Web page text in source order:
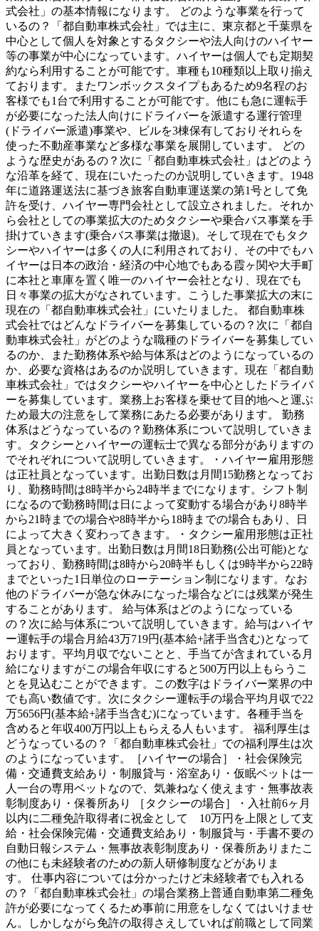
式会社」の基本情報になります。 どのような事業を行って
いるの？「都自動車株式会社」では主に、東京都と千葉県を
中心として個人を対象とするタクシーや法人向けのハイヤー
等の事業が中心になっています。ハイヤーは個人でも定期契
約なら利用することが可能です。車種も10種類以上取り揃え
ております。またワンボックスタイプもあるため9名程のお
客様でも1台で利用することが可能です。他にも急に運転手
が必要になった法人向けにドライバーを派遣する運行管理
(ドライバー派遣)事業や、ビルを3棟保有しておりそれらを
使った不動産事業など多様な事業を展開しています。 どの
ような歴史があるの？次に「都自動車株式会社」はどのよう
な沿革を経て、現在にいたったのか説明していきます。1948
年に道路運送法に基づき旅客自動車運送業の第1号として免
許を受け、ハイヤー専門会社として設立されました。それか
ら会社としての事業拡大のためタクシーや乗合バス事業を手
掛けていきます(乗合バス事業は撤退)。そして現在でもタク
シーやハイヤーは多くの人に利用されており、その中でもハ
イヤーは日本の政治・経済の中心地でもある霞ヶ関や大手町
に本社と車庫を置く唯一のハイヤー会社となり、現在でも
日々事業の拡大がなされています。こうした事業拡大の末に
現在の「都自動車株式会社」にいたりました。 都自動車株
式会社ではどんなドライバーを募集しているの？次に「都自
動車株式会社」がどのような職種のドライバーを募集してい
るのか、また勤務体系や給与体系はどのようになっているの
か、必要な資格はあるのか説明していきます。現在「都自動
車株式会社」ではタクシーやハイヤーを中心としたドライバ
ーを募集しています。業務上お客様を乗せて目的地へと運ぶ
ため最大の注意をして業務にあたる必要があります。 勤務
体系はどうなっているの？勤務体系について説明していきま
す。タクシーとハイヤーの運転士で異なる部分がありますの
でそれぞれについて説明していきます。・ハイヤー雇用形態
は正社員となっています。出勤日数は月間15勤務となってお
り、勤務時間は8時半から24時半までになります。シフト制
になるので勤務時間は日によって変動する場合があり8時半
から21時までの場合や8時半から18時までの場合もあり、日
によって大きく変わってきます。・タクシー雇用形態は正社
員となっています。出勤日数は月間18日勤務(公出可能)とな
っており、勤務時間は8時から20時半もしくは9時半から22時
までといった1日単位のローテーション制になります。なお
他のドライバーが急な休みになった場合などには残業が発生
することがあります。 給与体系はどのようになっている
の？次に給与体系について説明していきます。給与はハイヤ
ー運転手の場合月給43万719円(基本給+諸手当含む)となって
おります。平均月収でないことと、手当てが含まれている月
給になりますがこの場合年収にすると500万円以上もらうこ
とを見込むことができます。この数字はドライバー業界の中
でも高い数値です。次にタクシー運転手の場合平均月収で22
万5656円(基本給+諸手当含む)になっています。各種手当を
含めると年収400万円以上もらえる人もいます。 福利厚生は
どうなっているの？「都自動車株式会社」での福利厚生は次
のようになっています。［ハイヤーの場合］・社会保険完
備・交通費支給あり・制服貸与・浴室あり・仮眠ベットは一
人一台の専用ベットなので、気兼ねなく使えます・無事故表
彰制度あり・保養所あり ［タクシーの場合］・入社前6ヶ月
以内に二種免許取得者に祝金として 10万円を上限として支
給・社会保険完備・交通費支給あり・制服貸与・手書不要の
自動日報システム・無事故表彰制度あり・保養所ありまたこ
の他にも未経験者のための新人研修制度などがありま
す。 仕事内容については分かったけど未経験者でも入れる
の？「都自動車株式会社」の場合業務上普通自動車第二種免
許が必要になってくるため事前に用意をしなくてはいけませ
ん。しかしながら免許の取得さえしていれば前職として同業